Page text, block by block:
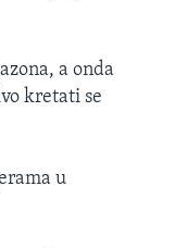
a onda
kretati se
u